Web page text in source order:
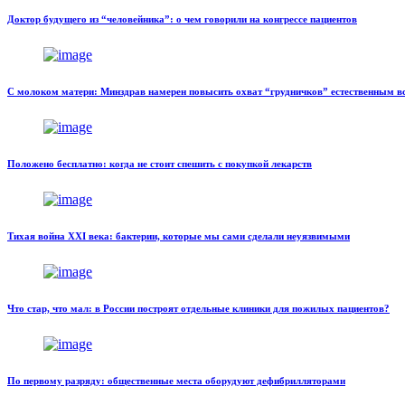
Доктор будущего из “человейника”: о чем говорили на конгрессе пациентов
С молоком матери: Минздрав намерен повысить охват “грудничков” естественным
Положено бесплатно: когда не стоит спешить с покупкой лекарств
Тихая война XXI века: бактерии, которые мы сами сделали неуязвимыми
Что стар, что мал: в России построят отдельные клиники для пожилых пациентов?
По первому разряду: общественные места оборудуют дефибрилляторами